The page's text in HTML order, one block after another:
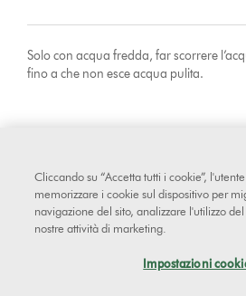
Solo con acqua fredda, far scorrere
fino a che non esce acqua pulita.
Cliccando su “Accetta tutti i cookie”,
memorizzare i cookie sul dispositivo per
navigazione del sito, analizzare l'utilizzo
nostre attività di marketing.
Impostazioni